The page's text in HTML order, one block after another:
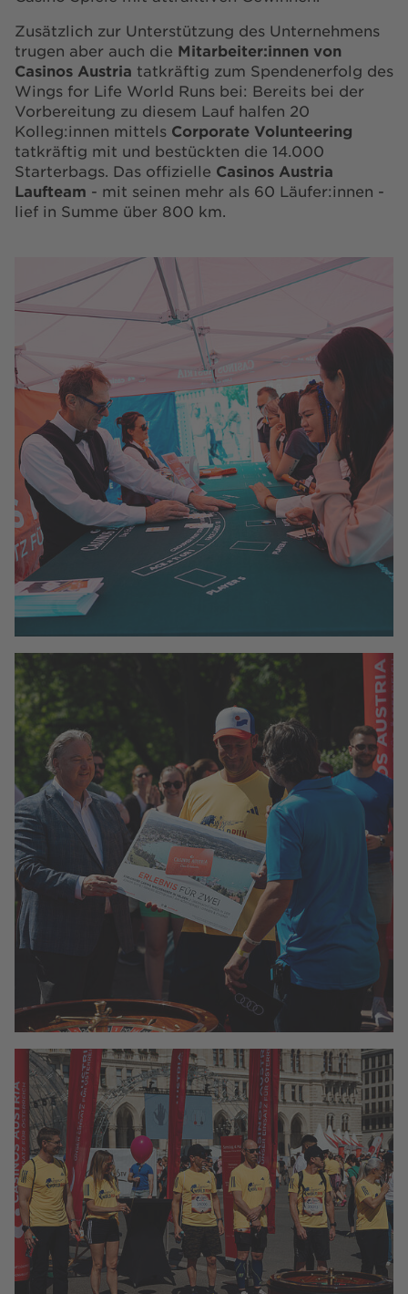
Zusätzlich zur Unterstützung des Unternehmens
trugen aber auch die Mitarbeiter:innen von
Casinos Austria tatkräftig zum Spendenerfolg des
Wings for Life World Runs bei: Bereits bei der
Vorbereitung zu diesem Lauf halfen 20
Kolleg:innen mittels Corporate Volunteering
tatkräftig mit und bestückten die 14.000
Starterbags. Das offizielle Casinos Austria
Laufteam - mit seinen mehr als 60 Läufer:innen -
lief in Summe über 800 km.